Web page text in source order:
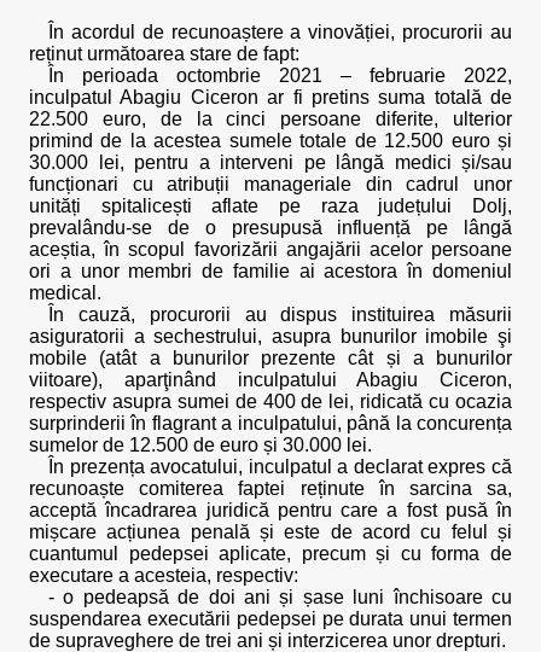
În acordul de recunoaștere a vinovăției, procurorii au
reținut următoarea stare de fapt:
În perioada octombrie 2021 – februarie 2022,
inculpatul Abagiu Ciceron ar fi pretins suma totală de
22.500 euro, de la cinci persoane diferite, ulterior
primind de la acestea sumele totale de 12.500 euro și
30.000 lei, pentru a interveni pe lângă medici și/sau
funcționari cu atribuții manageriale din cadrul unor
unități spitalicești aflate pe raza județului Dolj,
prevalându-se de o presupusă influență pe lângă
aceștia, în scopul favorizării angajării acelor persoane
ori a unor membri de familie ai acestora în domeniul
medical.
În cauză, procurorii au dispus instituirea măsurii
asiguratorii a sechestrului, asupra bunurilor imobile şi
mobile (atât a bunurilor prezente cât și a bunurilor
viitoare), aparţinând inculpatului Abagiu Ciceron,
respectiv asupra sumei de 400 de lei, ridicată cu ocazia
surprinderii în flagrant a inculpatului, până la concurența
sumelor de 12.500 de euro și 30.000 lei.
În prezența avocatului, inculpatul a declarat expres că
recunoaște comiterea faptei reținute în sarcina sa,
acceptă încadrarea juridică pentru care a fost pusă în
mișcare acțiunea penală și este de acord cu felul și
cuantumul pedepsei aplicate, precum și cu forma de
executare a acesteia, respectiv:
- o pedeapsă de doi ani și șase luni închisoare cu
suspendarea executării pedepsei pe durata unui termen
de supraveghere de trei ani și interzicerea unor drepturi.